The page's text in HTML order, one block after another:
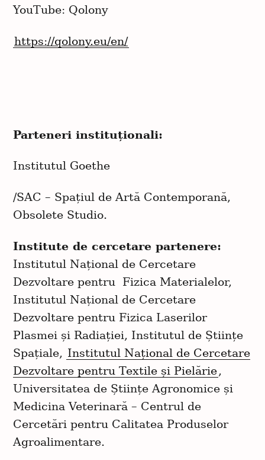
YouTube: Qolony
https://qolony.eu/en/
Parteneri instituționali:
Institutul Goethe
/SAC – Spațiul de Artă Contemporană,
Obsolete Studio.
Institute de cercetare partenere:
Institutul Național de Cercetare
Dezvoltare pentru Fizica Materialelor,
Institutul Național de Cercetare
Dezvoltare pentru Fizica Laserilor
Plasmei și Radiației, Institutul de Științe
Spațiale, Institutul Național de Cercetare
Dezvoltare pentru Textile și Pielărie,
Universitatea de Științe Agronomice și
Medicina Veterinară – Centrul de
Cercetări pentru Calitatea Produselor
Agroalimentare.